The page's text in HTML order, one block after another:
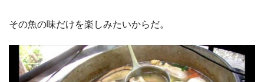
その魚の味だけを楽しみたいからだ。